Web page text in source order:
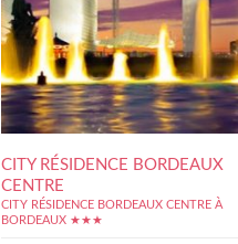
CITY RÉSIDENCE BORDEAUX
CENTRE
CITY RÉSIDENCE BORDEAUX CENTRE À
BORDEAUX ★★★